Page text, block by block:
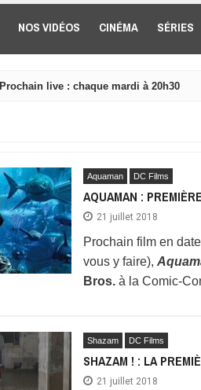
NOS VIDÉOS CINÉMA SÉRIES
Prochain live : chaque mardi à 20h30
Aquaman DC Films
AQUAMAN :
21 juillet 2018
Prochain film en
vous y faire),
Bros. à la Comic-
Shazam DC Films
SHAZAM ! : LA
21 juillet 2018